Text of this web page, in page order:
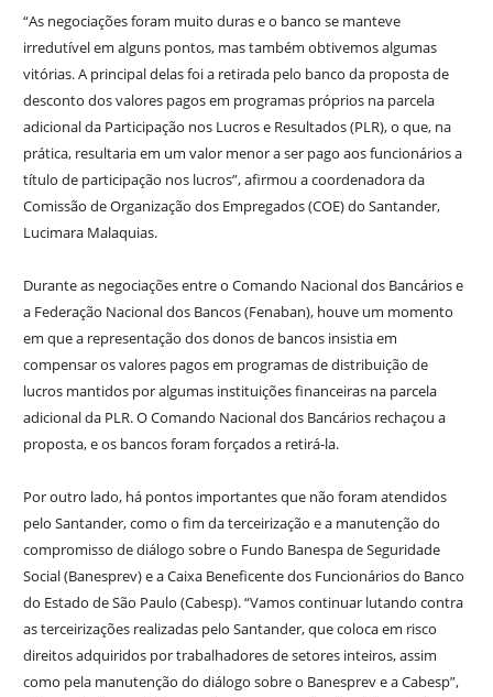
“As negociações foram muito duras e o banco se manteve
irredutível em alguns pontos, mas também obtivemos algumas
vitórias. A principal delas foi a retirada pelo banco da proposta de
desconto dos valores pagos em programas próprios na parcela
adicional da Participação nos Lucros e Resultados (PLR), o que, na
prática, resultaria em um valor menor a ser pago aos funcionários a
título de participação nos lucros”, afirmou a coordenadora da
Comissão de Organização dos Empregados (COE) do Santander,
Lucimara Malaquias.
Durante as negociações entre o Comando Nacional dos Bancários e
a Federação Nacional dos Bancos (Fenaban), houve um momento
em que a representação dos donos de bancos insistia em
compensar os valores pagos em programas de distribuição de
lucros mantidos por algumas instituições financeiras na parcela
adicional da PLR. O Comando Nacional dos Bancários rechaçou a
proposta, e os bancos foram forçados a retirá-la.
Por outro lado, há pontos importantes que não foram atendidos
pelo Santander, como o fim da terceirização e a manutenção do
compromisso de diálogo sobre o Fundo Banespa de Seguridade
Social (Banesprev) e a Caixa Beneficente dos Funcionários do Banco
do Estado de São Paulo (Cabesp). “Vamos continuar lutando contra
as terceirizações realizadas pelo Santander, que coloca em risco
direitos adquiridos por trabalhadores de setores inteiros, assim
como pela manutenção do diálogo sobre o Banesprev e a Cabesp”,